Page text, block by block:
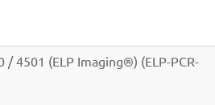
/ 4501 (ELP Imaging®) (ELP-PCR-